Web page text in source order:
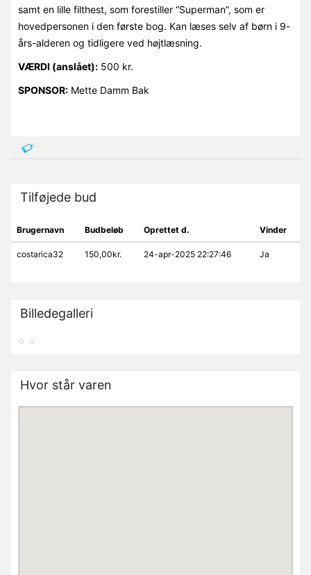
samt en lille filthest, som forestiller “Superman”, som er
hovedpersonen i den første bog. Kan læses selv af børn i 9-
års-alderen og tidligere ved højtlæsning.
VÆRDI (anslået):500 kr.
SPONSOR:Mette Damm Bak
Tilføjede bud
Brugernavn Budbeløb Oprettet d. Vinder
costarica32 150,00kr. 24-apr-2025 22:27:46 Ja
Billedegalleri
Hvor står varen